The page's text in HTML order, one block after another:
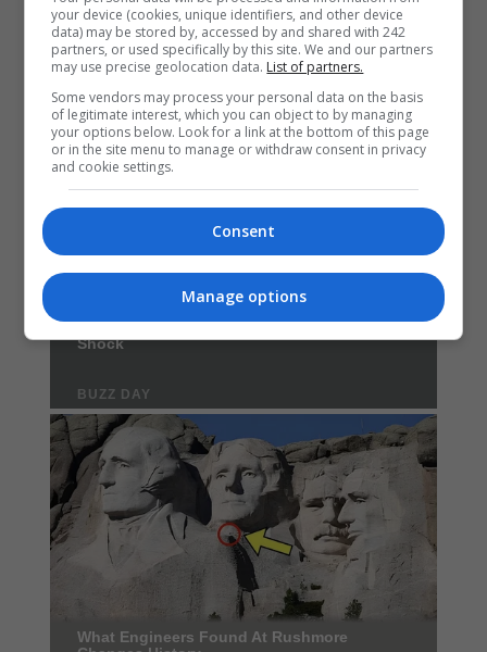
your device (cookies, unique identifiers, and other device
data) may be stored by, accessed by and shared with 242
partners, or used specifically by this site. We and our partners
may use precise geolocation data. List of partners.
Some vendors may process your personal data on the basis
of legitimate interest, which you can object to by managing
your options below. Look for a link at the bottom of this page
or in the site menu to manage or withdraw consent in privacy
and cookie settings.
Consent
Manage options